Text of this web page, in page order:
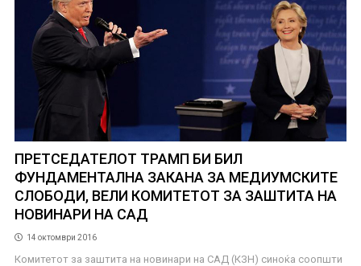
ПРЕТСЕДАТЕЛОТ ТРАМП БИ БИЛ
ФУНДАМЕНТАЛНА ЗАКАНА ЗА МЕДИУМСКИТЕ
СЛОБОДИ, ВЕЛИ КОМИТЕТОТ ЗА ЗАШТИТА НА
НОВИНАРИ НА САД
14 октомври 2016
Комитетот за заштита на новинари на САД (КЗН) синоќа соопшти